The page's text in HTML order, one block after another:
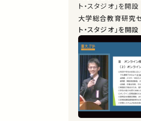
ト・スタジオ」を開設
大学総合教育研究
ト・スタジオ」を開設